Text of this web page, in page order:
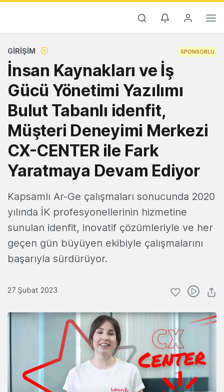
GIRIŞIM SPONSORLU
İnsan Kaynakları ve İş
Gücü Yönetimi Yazılımı
Bulut Tabanlı idenfit,
Müşteri Deneyimi Merkezi
CX-CENTER ile Fark
Yaratmaya Devam Ediyor
Kapsamlı Ar-Ge çalışmaları sonucunda 2020
yılında İK profesyonellerinin hizmetine
sunulan idenfit, inovatif çözümleriyle ve her
geçen gün büyüyen ekibiyle çalışmalarını
başarıyla sürdürüyor.
27 Şubat 2023